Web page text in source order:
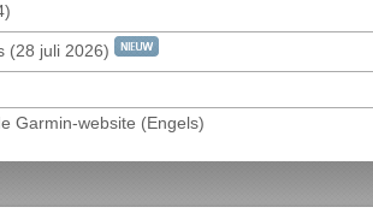
(28 juli 2026)
Garmin-website (Engels)